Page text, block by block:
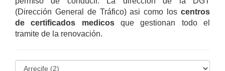
(Dirección General de Tráfico) asi como los centros
de certificados medicosque gestionan todo el
tramite de la renovación.